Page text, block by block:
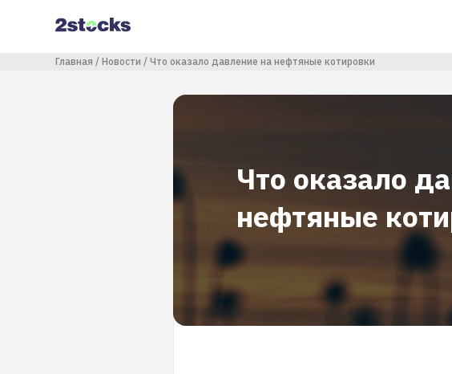
содержанию
Строка навигации
Главная Новости Что оказало давление на нефтяные котировки
Что оказало
нефтяные